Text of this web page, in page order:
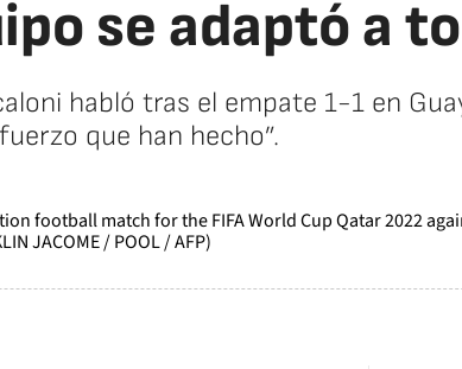
se adaptó a
habló tras el empate 1-1 en
que han hecho”.